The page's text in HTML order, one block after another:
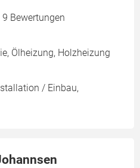
Bewertungen
Ölheizung, Holzheizung
/ Einbau,